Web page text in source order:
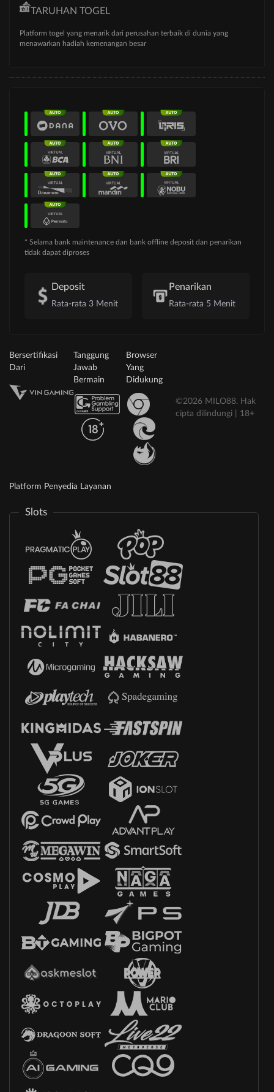
TARUHAN TOGEL
Platform togel yang menarik dari perusahan terbaik di dunia yang
menawarkan hadiah kemenangan besar
* Selama bank maintenance dan bank offline deposit dan penarikan
tidak dapat diproses
Deposit
Rata-rata 3 Menit
Penarikan
Rata-rata 5 Menit
Bersertifikasi
Dari
Tanggung
Jawab
Bermain
Browser
Yang
Didukung
©2026 MILO88. Hak
cipta dilindungi | 18+
Platform Penyedia Layanan
Slots